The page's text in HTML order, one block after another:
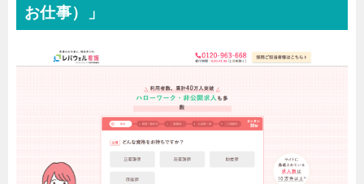
お仕事）」